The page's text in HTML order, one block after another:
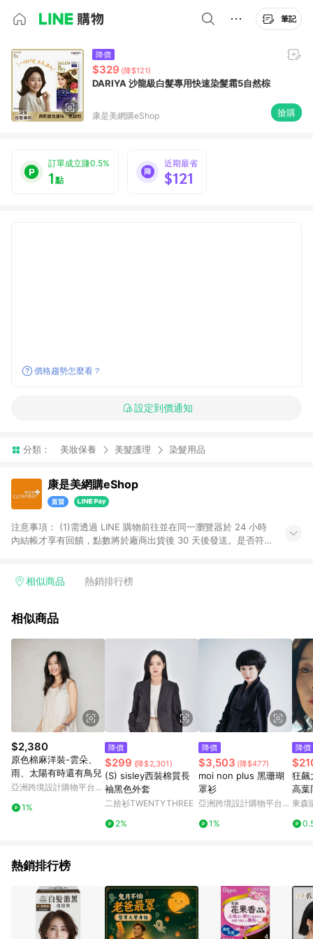
筆記
降價
$329 (降$121)
DARIYA 沙龍級白髮專用快速染髮霜5自然棕
康是美網購eShop 搶購
訂單成立賺0.5%
1點
近期最省
$121
價格趨勢怎麼看？
設定到價通知
分類： 美妝保養 美髮護理 染髮用品
康是美網購eShop
注意事項：​ (1)需透過 LINE 購物前往並在同一瀏覽器於 24 小時
內結帳才享有回饋，點數將於廠商出貨後 30 天後發送。​是否符
黃金鑽飾/精品相關/3C數位(含周邊)/家電視聽/運動戶外/母嬰用
饋%」，將於訂單成立後由「LINE購物通知」之官方帳號訊息通
品最高回饋點數」機制 (部分時段開放「回饋無上限」)，以同一
訂單中同一商品不論件數計算，請依訂單成立當下LINE購物的回
饋機制為準。
相似商品 熱銷排行榜
相似商品
$2,380
原色棉麻洋裝-雲朵、
雨、太陽有時還有鳥兒
亞洲跨境設計購物平台
1%
降價
$299 (降$2,301)
(S) sisley西裝棉質長
袖黑色外套
二拾衫TWENTYTHREE
2%
降價
$3,503 (降$477)
moi non plus 黑珊瑚
罩衫
亞洲跨境設計購物平台
1%
降價
狂飆
高葉
眾設
東森
熱銷排行榜